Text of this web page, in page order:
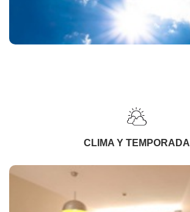
CLIMA Y TEMPORADA